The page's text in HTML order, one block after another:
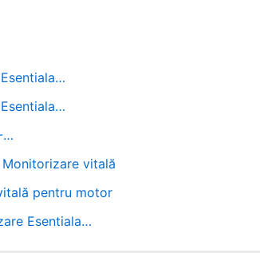
…
vitală
pentru motor
Esentiala…